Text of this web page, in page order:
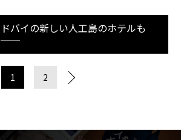
ドバイの新しい人工島のホテルも
──
1 2